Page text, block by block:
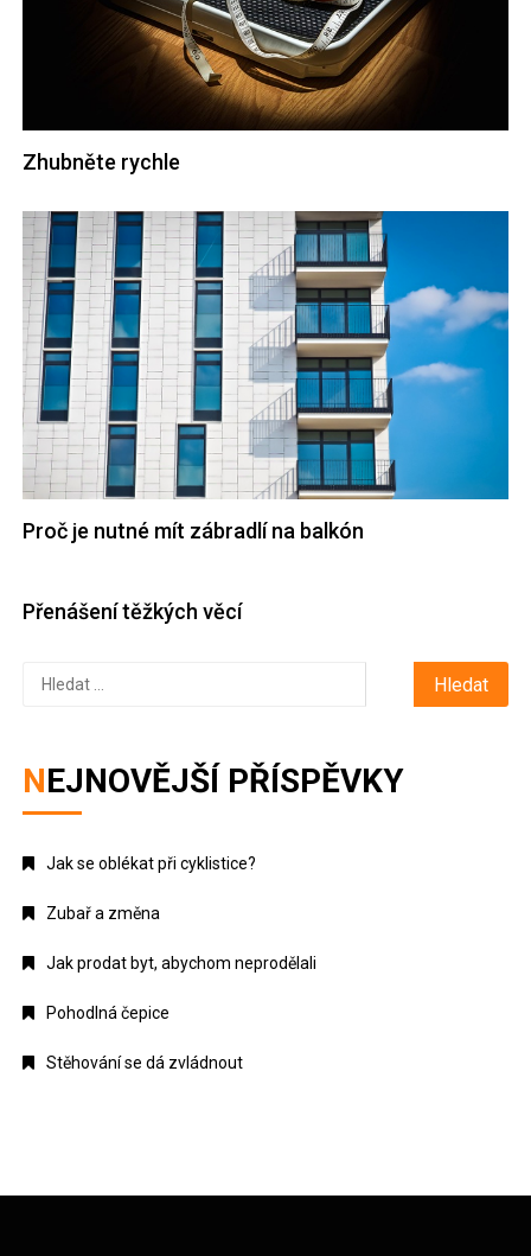
Zhubněte rychle
Proč je nutné mít zábradlí na balkón
Přenášení těžkých věcí
Vyhledávání
NEJNOVĚJŠÍ PŘÍSPĚVKY
Jak se oblékat při cyklistice?
Zubař a změna
Jak prodat byt, abychom neprodělali
Pohodlná čepice
Stěhování se dá zvládnout